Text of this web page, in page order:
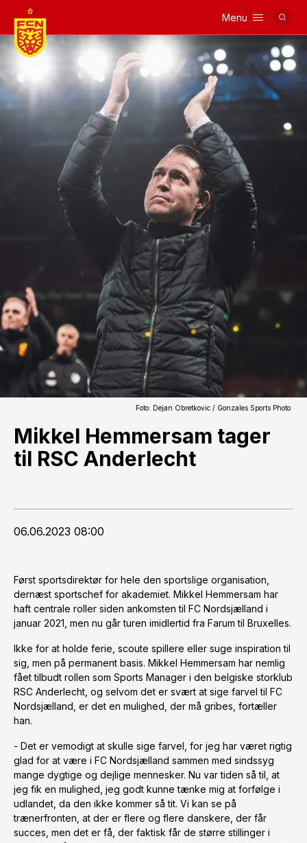
Menu
Foto: Dejan Obretkovic / Gonzales Sports Photo
Mikkel Hemmersam tager
til RSC Anderlecht
06.06.2023 08:00
Først sportsdirektør for hele den sportslige organisation,
dernæst sportschef for akademiet. Mikkel Hemmersam har
haft centrale roller siden ankomsten til FC Nordsjælland i
januar 2021, men nu går turen imidlertid fra Farum til Bruxelles.
Ikke for at holde ferie, scoute spillere eller suge inspiration til
sig, men på permanent basis. Mikkel Hemmersam har nemlig
fået tilbudt rollen som Sports Manager i den belgiske storklub
RSC Anderlecht, og selvom det er svært at sige farvel til FC
Nordsjælland, er det en mulighed, der må gribes, fortæller
han.
- Det er vemodigt at skulle sige farvel, for jeg har været rigtig
glad for at være i FC Nordsjælland sammen med sindssyg
mange dygtige og dejlige mennesker. Nu var tiden så til, at
jeg fik en mulighed, jeg godt kunne tænke mig at forfølge i
udlandet, da den ikke kommer så tit. Vi kan se på
trænerfronten, at der er flere og flere danskere, der får
succes, men det er få, der faktisk får de større stillinger i